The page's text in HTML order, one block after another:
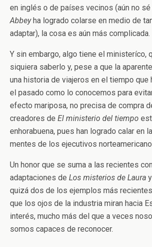
en inglés o de países vecinos (aún no sé
Abbeyha logrado colarse en medio de
adaptar), la cosa es aún más complicada.
Y sin embargo, algo tiene el ministeríco,
siquiera saberlo y, pese a que la
una historia de viajeros en el tiempo que
el pasado como lo conocemos para
efecto mariposa, no precisa de compra
creadores de El ministerio del tiempo
enhorabuena, pues han logrado calar en
mentes de los ejecutivos
Un honor que se suma a las recientes
adaptaciones de Los misterios de Laura y
quizá dos de los ejemplos más
que los ojos de la industria miran hacia
interés, mucho más del que a veces
somos capaces de reconocer.